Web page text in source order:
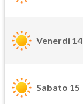
Venerdì 14
Sabato 15